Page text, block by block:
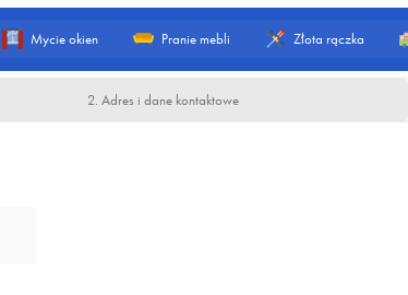
Mycie okien Pranie mebli Złota rączka
2. Adres i dane kontaktowe